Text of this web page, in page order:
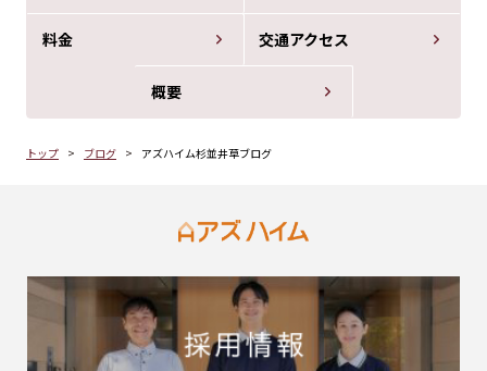
料金 交通アクセス
概要
トップ ブログ アズハイム杉並井草ブログ